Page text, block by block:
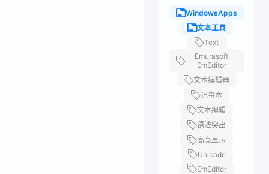
WindowsApps
文本工具
Text
Emurasoft
EmEditor
文本编辑器
记事本
文本编辑
语法突出
高亮显示
Unicode
EmEditor